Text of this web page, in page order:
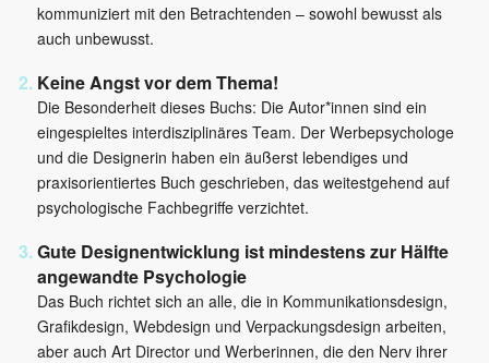
kommuniziert mit den Betrachtenden – sowohl bewusst als
auch unbewusst.
Keine Angst vor dem Thema!
Die Besonderheit dieses Buchs: Die Autor*innen sind ein
eingespieltes interdisziplinäres Team. Der Werbepsychologe
und die Designerin haben ein äußerst lebendiges und
praxisorientiertes Buch geschrieben, das weitestgehend auf
psychologische Fachbegriffe verzichtet.
Gute Designentwicklung ist mindestens zur Hälfte
angewandte Psychologie
Das Buch richtet sich an alle, die in Kommunikationsdesign,
Grafikdesign, Webdesign und Verpackungsdesign arbeiten,
aber auch Art Director und Werberinnen, die den Nerv ihrer